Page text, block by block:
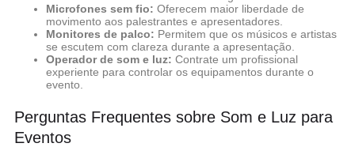
Microfones sem fio: Oferecem maior liberdade de
movimento aos palestrantes e apresentadores.
Monitores de palco: Permitem que os músicos e artistas
se escutem com clareza durante a apresentação.
Operador de som e luz: Contrate um profissional
experiente para controlar os equipamentos durante o
evento.
Perguntas Frequentes sobre Som e Luz para
Eventos